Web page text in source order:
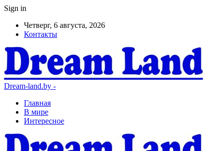
Sign in
Четверг, 6 августа, 2026
Контакты
Dream-land.by -
Главная
В мире
Интересное